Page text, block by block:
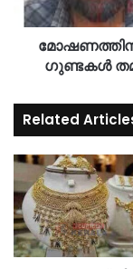
മോഷണത്തിന്
ഗുണ്ടകള്‍
Related